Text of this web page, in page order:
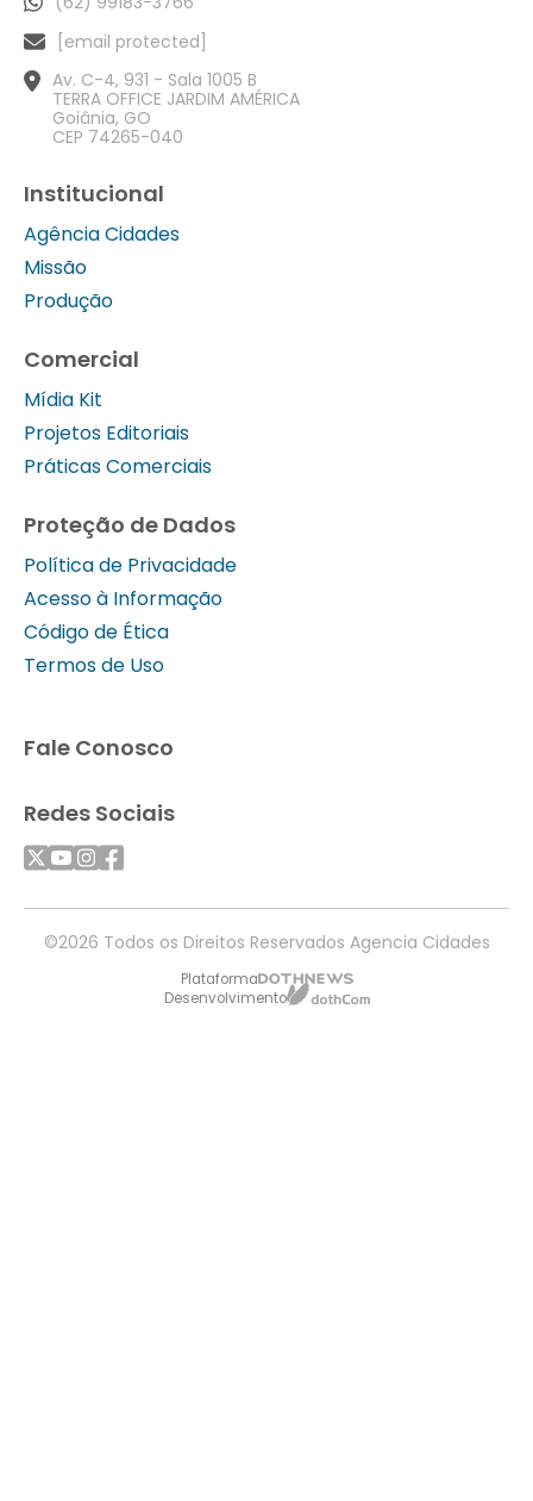
[email protected]
Av. C-4, 931 - Sala 1005 B
TERRA OFFICE JARDIM AMÉRICA
Goiânia, GO
CEP 74265-040
Institucional
Agência Cidades
Missão
Produção
Comercial
Mídia Kit
Projetos Editoriais
Práticas Comerciais
Proteção de Dados
Política de Privacidade
Acesso à Informação
Código de Ética
Termos de Uso
Fale Conosco
Redes Sociais
©2026 Todos os Direitos Reservados Agencia Cidades
Plataforma
Desenvolvimento